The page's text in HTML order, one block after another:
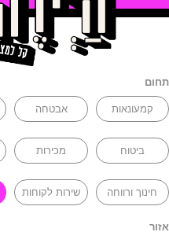
תחום
קמעונאות אבטחה
ביטוח מכירות
חינוך ורווחה שירות לקוחות
אזור